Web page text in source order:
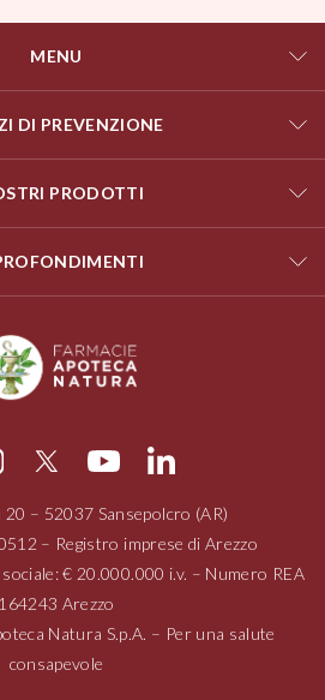
MENU
DI PREVENZIONE
PRODOTTI
20 – 52037 Sansepolcro (AR)
– Registro imprese di Arezzo
€ 20.000.000 i.v. – Numero REA
164243 Arezzo
Natura S.p.A. – Per una salute
consapevole